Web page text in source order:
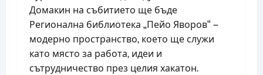
Домакин на събитието ще бъде
Регионална библиотека „Пейо Яворов“ –
модерно пространство, което ще служи
като място за работа, идеи и
сътрудничество през целия хакатон.